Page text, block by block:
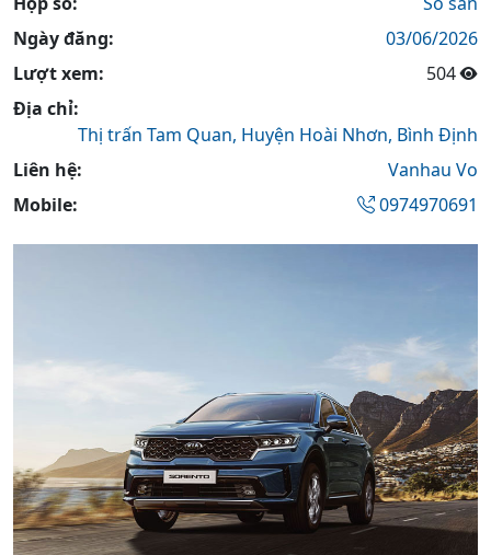
Ngày đăng:
03/06/2026
Lượt xem:
504
Địa chỉ:
Thị trấn Tam Quan, Huyện Hoài Nhơn, Bình Định
Liên hệ:
Vanhau Vo
Mobile:
0974970691